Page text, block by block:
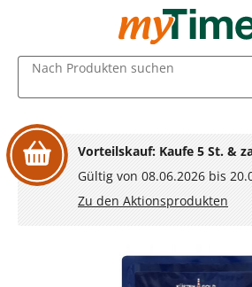
Zum Hauptinhalt springen
Zur Navigation springen
Zur Suche springen
Nach Produkten suchen
Vorteilskauf: Kaufe 5 St. &
Gültig von 08.06.2026 bis
Zu den Aktionsprodukten